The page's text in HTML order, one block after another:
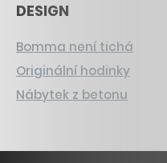
DESIGN
Bomma není tichá
Originální hodinky
Nábytek z betonu